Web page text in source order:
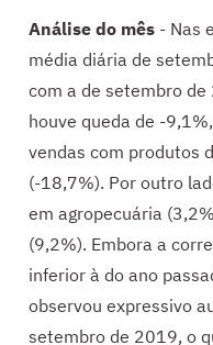
Análise do mês - Nas
média diária de
com a de setembro
houve queda de -
vendas com produtos
(-18,7%). Por outro
em agropecuária
(9,2%). Embora a
inferior à do ano
observou expressivo
setembro de 2019, o